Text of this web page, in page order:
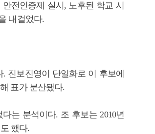
전인증제 실시, 노후된 학교 시
내걸었다.
진보진영이 단일화로 이 후보에
표가 분산됐다.
는 분석이다. 조 후보는 2010년
했다.